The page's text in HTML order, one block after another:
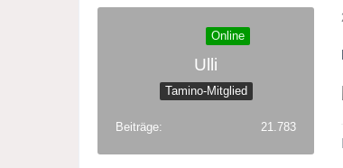
Online
Ulli
Tamino-Mitglied
Beiträge 21.783